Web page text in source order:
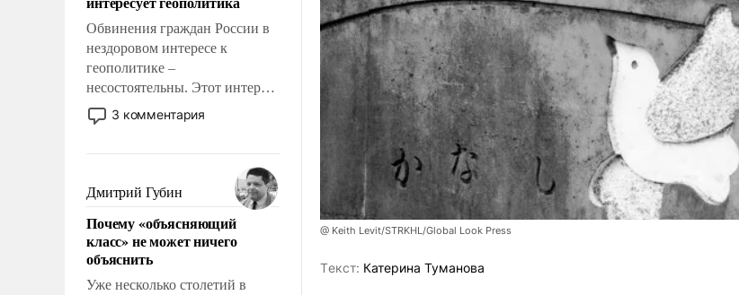
Обвинения граждан России в
нездоровом интересе к
геополитике –
несостоятельны. Этот интерес
рационален и прагматичен. Он
обусловлен тысячелетним
фундаментальным знанием,
что мировая политика имеет
свойство заявляться на порог
нашего дома.
3 комментария
Дмитрий Губин
Почему «объясняющий
класс» не может ничего
объяснить
Уже несколько столетий в
@ Keith Levit/STRKHL/Global Look Press
Tекст: Катерина Туманова